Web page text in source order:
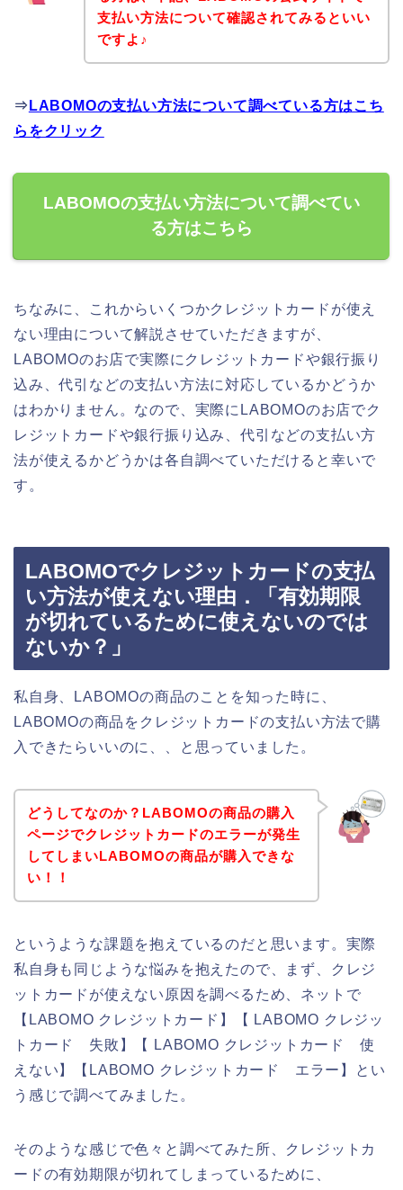
支払い方法について確認されてみるといい
ですよ♪
⇒ LABOMOの支払い方法について調べている方はこち
らをクリック
LABOMOの支払い方法について調べてい
る方はこちら
ちなみに、これからいくつかクレジットカードが使え
ない理由について解説させていただきますが、
LABOMOのお店で実際にクレジットカードや銀行振り
込み、代引などの支払い方法に対応しているかどうか
はわかりません。なので、実際にLABOMOのお店でク
レジットカードや銀行振り込み、代引などの支払い方
法が使えるかどうかは各自調べていただけると幸いで
す。
LABOMOでクレジットカードの支払
い方法が使えない理由．「有効期限
が切れているために使えないのでは
ないか？」
私自身、LABOMOの商品のことを知った時に、
LABOMOの商品をクレジットカードの支払い方法で購
入できたらいいのに、、と思っていました。
どうしてなのか？LABOMOの商品の購入
ページでクレジットカードのエラーが発生
してしまいLABOMOの商品が購入できな
い！！
というような課題を抱えているのだと思います。実際
私自身も同じような悩みを抱えたので、まず、クレジ
ットカードが使えない原因を調べるため、ネットで
【LABOMO クレジットカード】【 LABOMO クレジッ
トカード 失敗】【 LABOMO クレジットカード 使
えない】【LABOMO クレジットカード エラー】とい
う感じで調べてみました。
そのような感じで色々と調べてみた所、クレジットカ
ードの有効期限が切れてしまっているために、